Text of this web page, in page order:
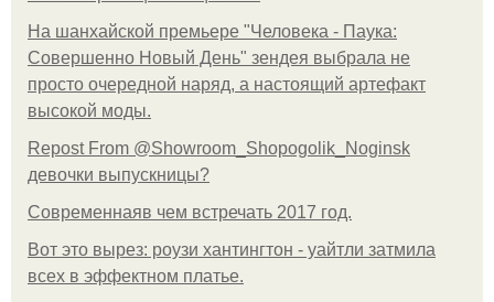
На шанхайской премьере "Человека - Паука:
Совершенно Новый День" зендея выбрала не
просто очередной наряд, а настоящий артефакт
высокой моды.
Repost From @Showroom_Shopogolik_Noginsk
девочки выпускницы?
Современнаяв чем встречать 2017 год.
Вот это вырез: роузи хантингтон - уайтли затмила
всех в эффектном платьe.